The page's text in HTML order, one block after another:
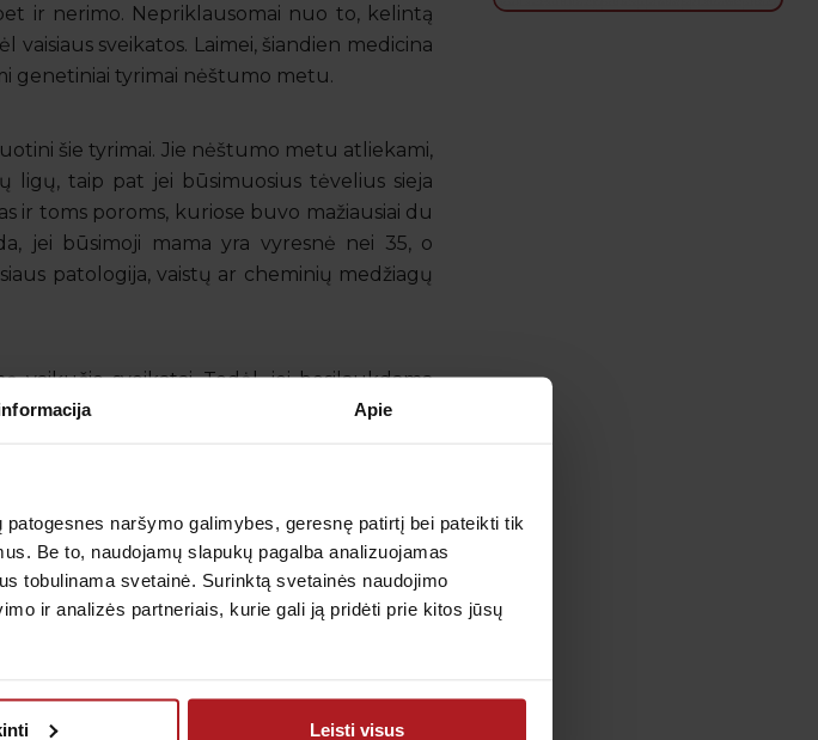
Apie
naršymo galimybes, geresnę patirtį bei pateikti tik
Be to, naudojamų slapukų pagalba analizuojamas
tobulinama svetainė. Surinktą svetainės naudojimo
ir analizės partneriais, kurie gali ją pridėti prie kitos jūsų
Leisti visus
ir nerimo. Nepriklausomai nuo to, kelintą
sveikatos. Laimei, šiandien medicina
genetiniai tyrimai nėštumo metu.
šie tyrimai. Jie nėštumo metu atliekami,
ligų, taip pat jei būsimuosius tėvelius sieja
ir toms poroms, kuriose buvo mažiausiai du
jei būsimoji mama yra vyresnė nei 35, o
patologija, vaistų ar cheminių medžiagų
vaikučio sveikatai. Todėl, jei besilaukdama
infekcija, jai taip pat reikės pasidaryti
jų turiu rinktis?
ultragarsinio ar PRISCA tyrimo pakitimai. Jei